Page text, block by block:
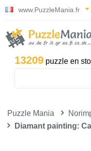
www.PuzzleMania.fr
13209 puzzle en
Puzzle Mania
Diamant painting: